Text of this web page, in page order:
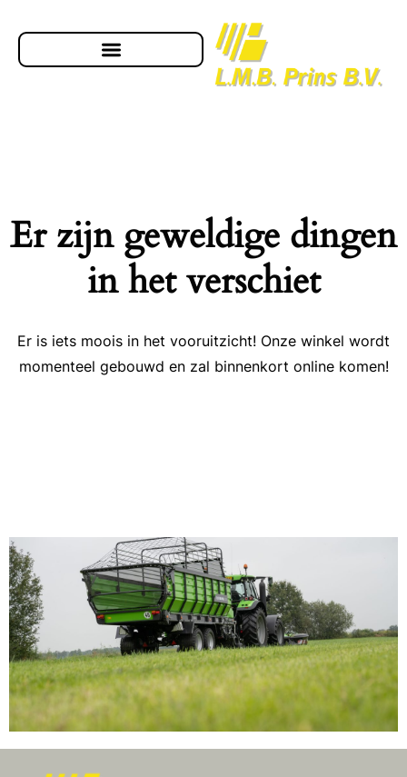
Er zijn geweldige dingen
in het verschiet
Er is iets moois in het vooruitzicht! Onze winkel wordt
momenteel gebouwd en zal binnenkort online komen!